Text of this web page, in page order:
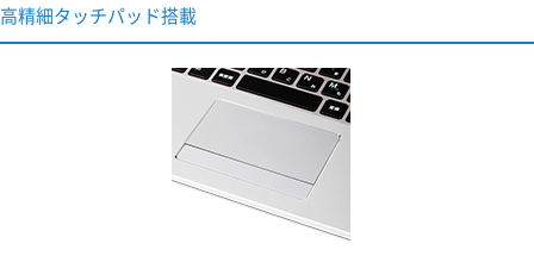
高精細タッチパッド搭載